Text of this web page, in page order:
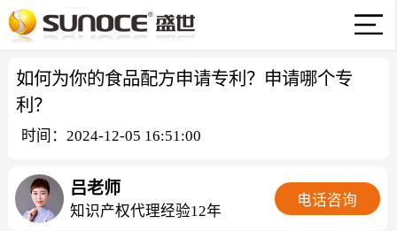
如何为你的食品配方申请专利？申请哪个专
利？
时间：2024-12-05 16:51:00
吕老师
知识产权代理经验12年
电话咨询